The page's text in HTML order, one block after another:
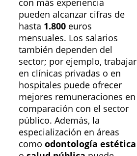
pueden alcanzar cifras de
hasta 1.800 euros
mensuales. Los salarios
también dependen del
sector; por ejemplo, trabajar
en clínicas privadas o en
hospitales puede ofrecer
mejores remuneraciones en
comparación con el sector
público. Además, la
especialización en áreas
como odontología estética